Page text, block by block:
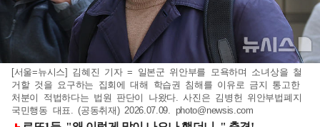
[서울=뉴시스] 김혜진 기자 = 일본군 위안부를 모욕하며 소녀상을 철
거할 것을 요구하는 집회에 대해 학습권 침해를 이유로 금지 통고한
처분이 적법하다는 법원 판단이 나왔다. 사진은 김병헌 위안부법폐지
국민행동 대표. (공동취재) 2026.07.09. photo@newsis.com